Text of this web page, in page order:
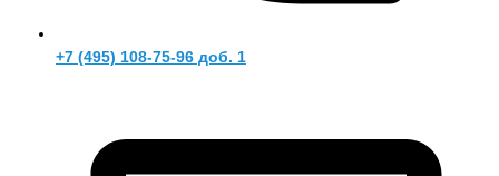
+7 (495) 108-75-96 доб. 1